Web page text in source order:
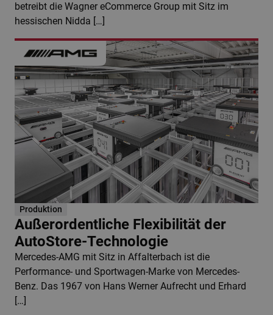
betreibt die Wagner eCommerce Group mit Sitz im
hessischen Nidda […]
Produktion
Außerordentliche Flexibilität der
AutoStore-Technologie
Mercedes-AMG mit Sitz in Affalterbach ist die
Performance- und Sportwagen-Marke von Mercedes-
Benz. Das 1967 von Hans Werner Aufrecht und Erhard
[…]